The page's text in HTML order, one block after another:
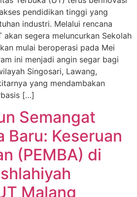
pendidikan tinggi yang
industri. Melalui rencana
akan segera meluncurkan Sekolah
mulai beroperasi pada Mei
ini menjadi angin segar bagi
Singosari, Lawang,
yang mendambakan
[…]
Semangat
Baru: Keseruan
(PEMBA) di
Malang